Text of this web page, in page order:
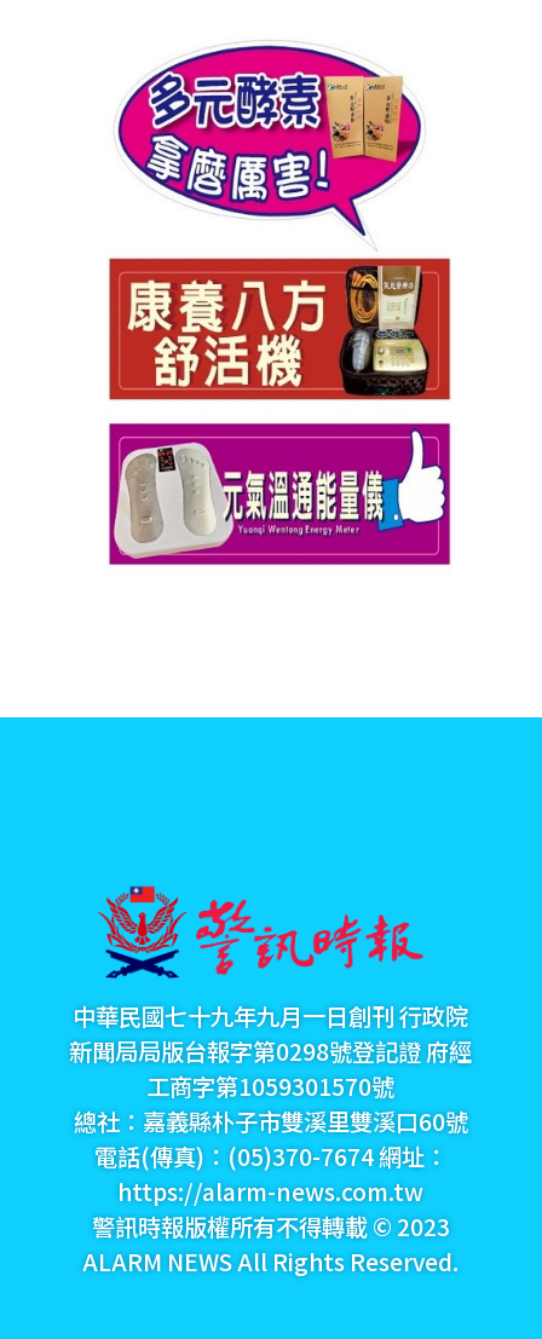
中華民國七十九年九月一日創刊 行政院
新聞局局版台報字第0298號登記證 府經
工商字第1059301570號
總社：嘉義縣朴子市雙溪里雙溪口60號
電話(傳真)：(05)370-7674 網址：
https://alarm-news.com.tw
警訊時報版權所有不得轉載 © 2023
ALARM NEWS All Rights Reserved.